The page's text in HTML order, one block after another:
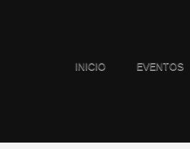
INICIO EVENTOS